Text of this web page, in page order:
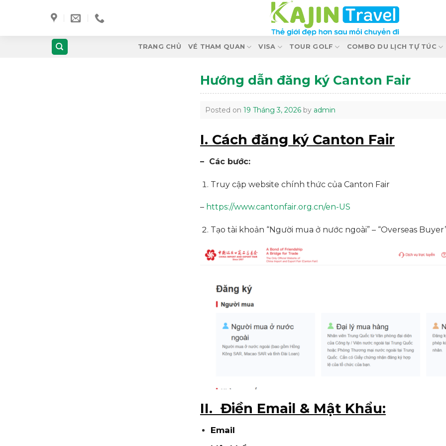
TRANG CHỦ VÉ THAM QUAN VISA TOUR GOLF COMBO DU LỊCH TỰ TÚC
Hướng dẫn đăng ký Canton Fair
Posted on 19 Tháng 3, 2026 by admin
I. Cách đăng ký Canton Fair
– Các bước:
Truy cập website chính thức của Canton Fair
– https://www.cantonfair.org.cn/en-US
Tạo tài khoản “Người mua ở nước ngoài” – “Overseas
II. Điền Email & Mật Khẩu:
Email